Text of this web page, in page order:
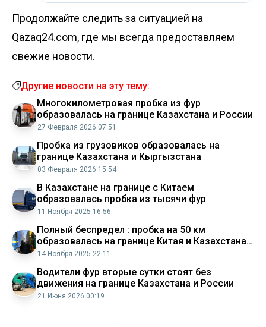
Продолжайте следить за ситуацией на
Qazaq24.com, где мы всегда предоставляем
свежие новости.
Другие новости на эту тему:
Многокилометровая пробка из фур
образовалась на границе Казахстана и России
27 Февраля 2026 07:51
Пробка из грузовиков образовалась на
границе Казахстана и Кыргызстана
03 Февраля 2026 15:54
В Казахстане на границе с Китаем
образовалась пробка из тысячи фур
11 Ноября 2025 16:56
Полный беспредел : пробка на 50 км
образовалась на границе Китая и Казахстана
(видео)
14 Ноября 2025 22:11
Водители фур вторые сутки стоят без
движения на границе Казахстана и России
21 Июня 2026 00:19